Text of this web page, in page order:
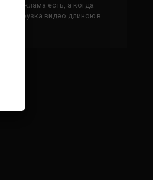
реклама есть, а когда
загрузка видео длиною в